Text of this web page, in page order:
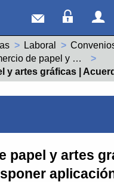
Correo web
Laboral
Comercio de papel y artes graficas (99001105011981)
posponer aplicación tablas salariales 2012 | Publicado
papel y artes